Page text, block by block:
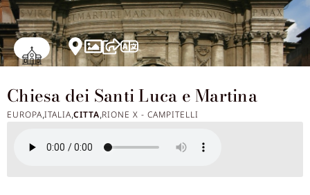
Chiesa dei Santi Luca e Martina
EUROPA,ITALIA,CITTA,RIONE X - CAMPITELLI